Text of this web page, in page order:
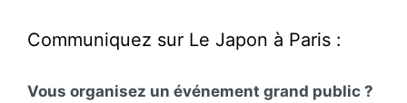
Communiquez sur Le Japon à Paris :
Vous organisez un événement grand public ?